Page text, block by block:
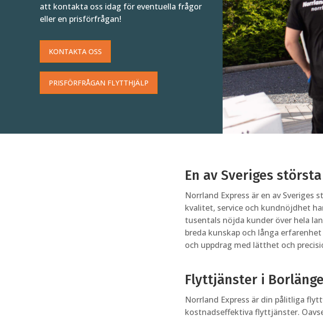
att kontakta oss idag för eventuella frågor
eller en prisförfrågan!
KONTAKTA OSS
PRISFÖRFRÅGAN FLYTTHJÄLP
En av Sveriges
Norrland Express är en av
kvalitet, service och kundnöjdhet
tusentals nöjda kunder över hela
breda kunskap och långa
och uppdrag med lätthet och
Flyttjänster i Borlänge
Norrland Express är din pålitliga
kostnadseffektiva flyttjänster.